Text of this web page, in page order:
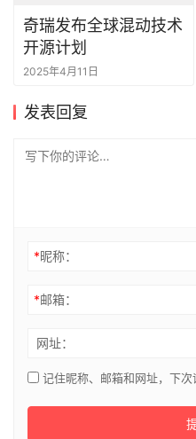
奇瑞发布全球混动技术
开源计划
2025年4月11日
发表回复
*昵称：
*邮箱：
网址：
记住昵称、邮箱和网址，下次